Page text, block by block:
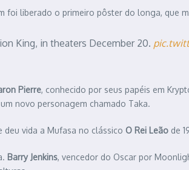
foi liberado o primeiro pôster do longa, que
King, in theaters December 20.
Pierre, conhecido por seus papéis em
novo personagem chamado Taka.
deu vida a Mufasa no clássico O Rei Leão de
Barry Jenkins, vencedor do Oscar por